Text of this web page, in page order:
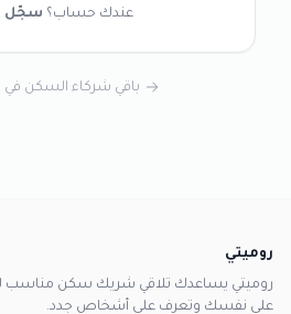
عندك حساب؟ سجّل
باقي شركاء السكن في
روميتي
روميتي يساعدك تلاقي شريك سكن مناسب
على نفسك وتعرف على أشخاص جدد.